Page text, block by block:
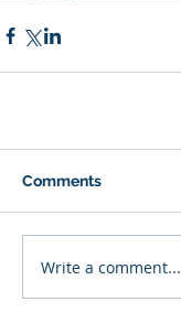
Comments
Write a comment...